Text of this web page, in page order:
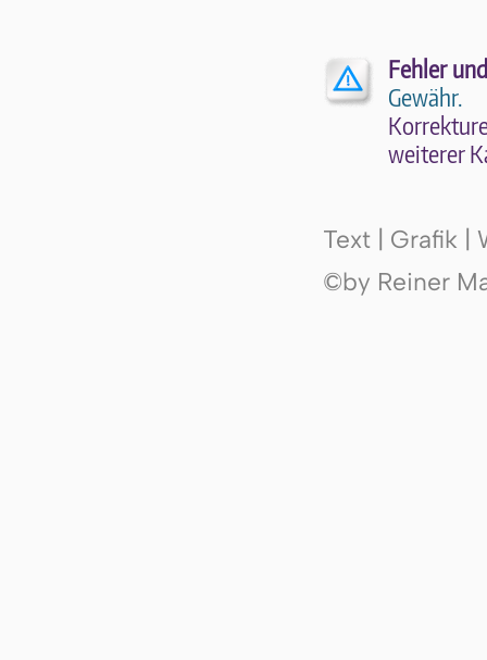
Fehler
Gewähr.
wei­te­rer
Text | Grafik |
©by Reiner